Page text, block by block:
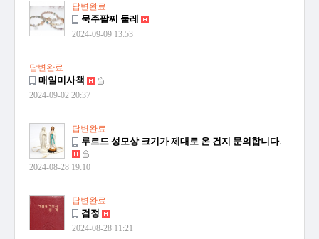
답변완료
묵주팔찌 둘레
2024-09-09 13:53
답변완료
매일미사책
2024-09-02 20:37
답변완료
루르드 성모상 크기가 제대로 온 건지 문의합니다.
2024-08-28 19:10
답변완료
검정
2024-08-28 11:21